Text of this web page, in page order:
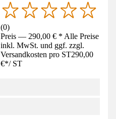
(0)
Preis — 290,00 € * Alle Preise
inkl. MwSt. und ggf. zzgl.
Versandkosten pro ST290,00
€*/ ST